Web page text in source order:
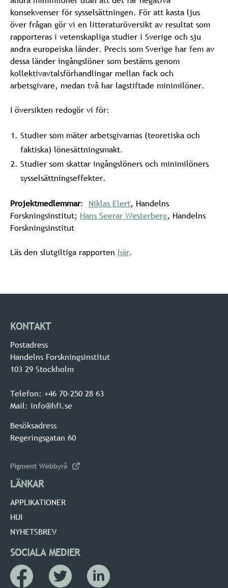
konsekvenser för sysselsättningen. För att kasta ljus
över frågan gör vi en litteraturöversikt av resultat som
rapporteras i vetenskapliga studier i Sverige och sju
andra europeiska länder. Precis som Sverige har fem av
dessa länder ingångslöner som bestäms genom
kollektivavtalsförhandlingar mellan fack och
arbetsgivare, medan två har lagstiftade minimilöner.
I översikten redogör vi för:
Studier som mäter arbetsgivarnas (teoretiska och
faktiska) lönesättningsmakt.
Studier som skattar ingångslöners och minimilöners
sysselsättningseffekter.
Projektmedlemmar: Niklas Elert, Handelns
Forskningsinstitut; Hans Seerar Westerberg, Handelns
Forskningsinstitut
Läs den slutgiltiga rapporten här.
KONTAKT
Postadress
Handelns Forskningsinstitut
103 29 Stockholm
Telefon: +46 70-250 28 63
Mail: info@hfi.se
Besöksadress
Regeringsgatan 60
Pigment Webbyrå
LÄNKAR
APPLIKATIONER
HUI
NYHETSBREV
SOCIALA MEDIER